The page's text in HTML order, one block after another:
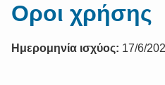
Οροι χρήσης
Ημερομηνία ισχύος: 17/6/